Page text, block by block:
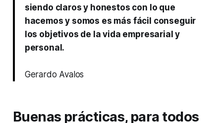
siendo claros y honestos con lo que
hacemos y somos es más fácil conseguir
los objetivos de la vida empresarial y
personal.
Gerardo Avalos
Buenas prácticas, para todos